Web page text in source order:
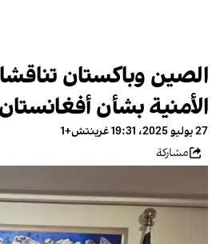
الصين وباكستان
الأمنية بشأن أفغانستان
27 يوليو 2025، 19:31 غرينتش+1
مشاركة